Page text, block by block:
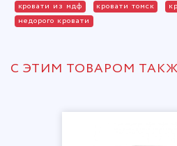
кровати из мдф кровати томск
недорого кровати
С ЭТИМ ТОВАРОМ